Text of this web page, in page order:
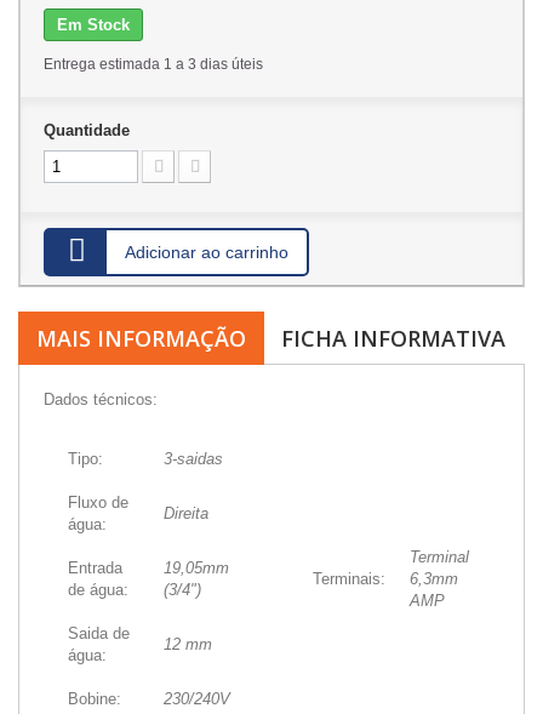
Em Stock
Entrega estimada 1 a 3 dias úteis
Quantidade
Adicionar ao carrinho
MAIS INFORMAÇÃO FICHA INFORMATIVA
Dados técnicos:
Tipo: 3-saidas
Fluxo de
água:
Direita
Entrada
de água:
19,05mm
(3/4")
Saida de
água:
12 mm
Bobine: 230/240V
Terminais:
Terminal
6,3mm
AMP